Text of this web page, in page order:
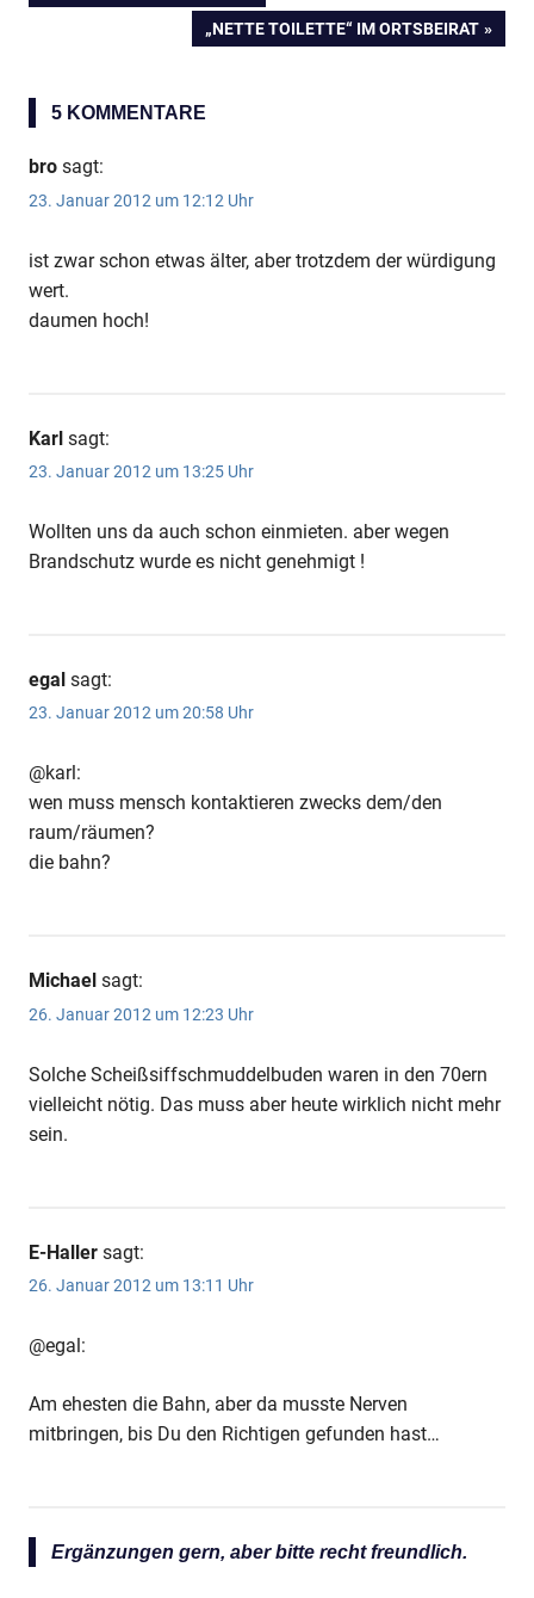
Beitragsnavigation
NÄCHSTER
„NETTE TOILETTE“ IM ORTSBEIRAT
5 KOMMENTARE
bro sagt:
23. Januar 2012 um 12:12 Uhr
ist zwar schon etwas älter, aber trotzdem der würdigung
wert.
daumen hoch!
Karl sagt:
23. Januar 2012 um 13:25 Uhr
Wollten uns da auch schon einmieten. aber wegen
Brandschutz wurde es nicht genehmigt !
egal sagt:
23. Januar 2012 um 20:58 Uhr
@karl:
wen muss mensch kontaktieren zwecks dem/den
raum/räumen?
die bahn?
Michael sagt:
26. Januar 2012 um 12:23 Uhr
Solche Scheißsiffschmuddelbuden waren in den 70ern
vielleicht nötig. Das muss aber heute wirklich nicht mehr
sein.
E-Haller sagt:
26. Januar 2012 um 13:11 Uhr
@egal:
Am ehesten die Bahn, aber da musste Nerven
mitbringen, bis Du den Richtigen gefunden hast…
Ergänzungen gern, aber bitte recht freundlich.